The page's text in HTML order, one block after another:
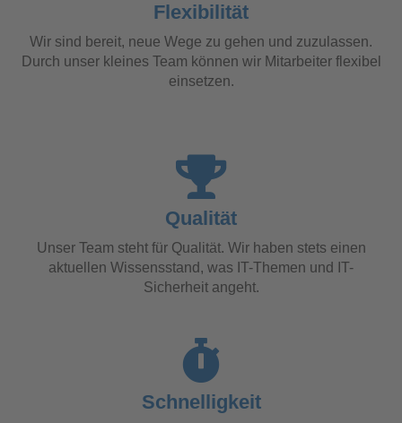
Flexibilität
Wir sind bereit, neue Wege zu gehen und zuzulassen.
Durch unser kleines Team können wir Mitarbeiter flexibel
einsetzen.
Qualität
Unser Team steht für Qualität. Wir haben stets einen
aktuellen Wissensstand, was IT-Themen und IT-
Sicherheit angeht.
Schnelligkeit